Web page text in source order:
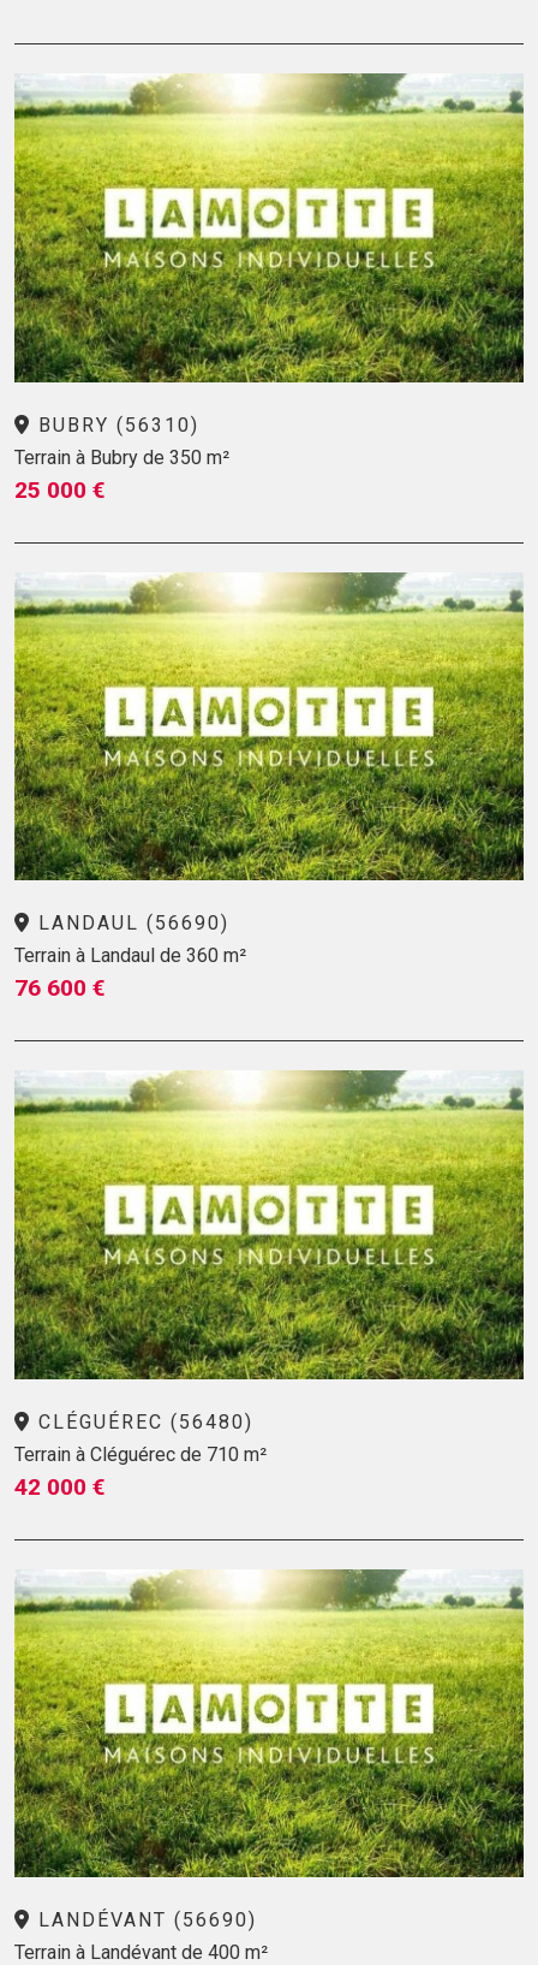
BUBRY (56310)
Terrain à Bubry de 350 m²
25 000 €
LANDAUL (56690)
Terrain à Landaul de 360 m²
76 600 €
CLÉGUÉREC (56480)
Terrain à Cléguérec de 710 m²
42 000 €
LANDÉVANT (56690)
Terrain à Landévant de 400 m²